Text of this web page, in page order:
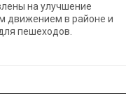
на улучшение
движением в районе и
пешеходов.